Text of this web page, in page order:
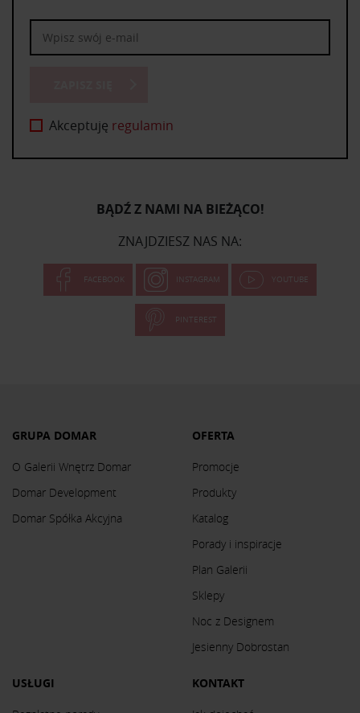
Akceptuję regulamin
BĄDŹ Z NAMI NA BIEŻĄCO!
ZNAJDZIESZ NAS NA:
FACEBOOK INSTAGRAM YOUTUBE
PINTEREST
GRUPA DOMAR
O Galerii Wnętrz Domar
Domar Development
Domar Spółka Akcyjna
OFERTA
Promocje
Produkty
Katalog
Porady i inspiracje
Plan Galerii
Sklepy
Noc z Designem
Jesienny Dobrostan
USŁUGI KONTAKT